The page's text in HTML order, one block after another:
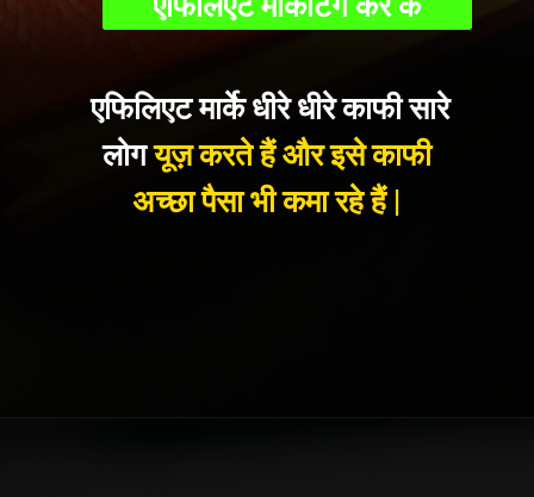
एफिलिएट मार्के धीरे धीरे काफी सारे
लोगयूज़ करते हैं और इसे काफी
अच्छा पैसा भी कमा रहे हैं |